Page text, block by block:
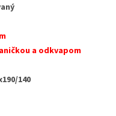
a odkvapom
140